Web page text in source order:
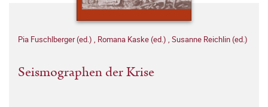
Pia Fuschlberger (ed.) , Romana Kaske (ed.) , Susanne Reichlin (ed.)
Seismographen der Krise